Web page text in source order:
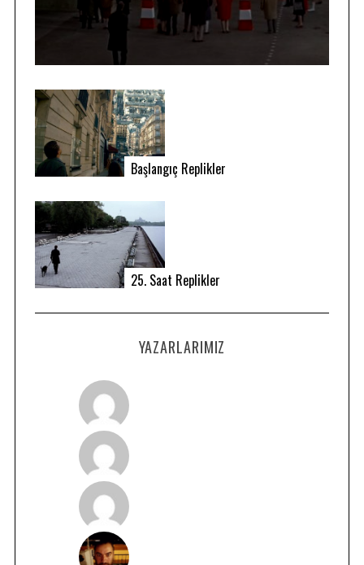
Başlangıç Replikler
25. Saat Replikler
YAZARLARIMIZ